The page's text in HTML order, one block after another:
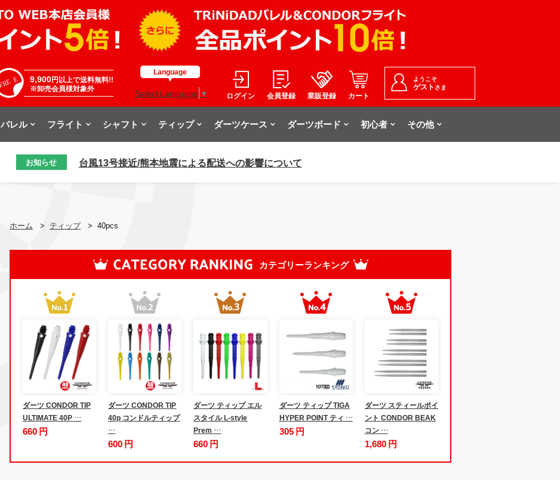
9,900円以上で送料無料!!
※卸売会員様対象外
Language
Select Language ▼ ログイン 会員登録 業販登録 カート
ようこそ
ゲスト さま
バレル フライト シャフト ティップ ダーツケース ダーツボード 初心者 その他
お知らせ 台風13号接近/熊本地震による配送への影響について
ホーム > ティップ > 40pcs
カテゴリーランキング
ダーツ CONDOR TIP
ULTIMATE 40P …
660 円
ダーツ CONDOR TIP
40p コンドルティップ
…
600 円
ダーツ ティップ エル
スタイル L-style
Prem …
660 円
ダーツ ティップ TIGA
HYPER POINT ティ …
305 円
ダーツ スティールポイ
ント CONDOR BEAK
コン …
1,680 円